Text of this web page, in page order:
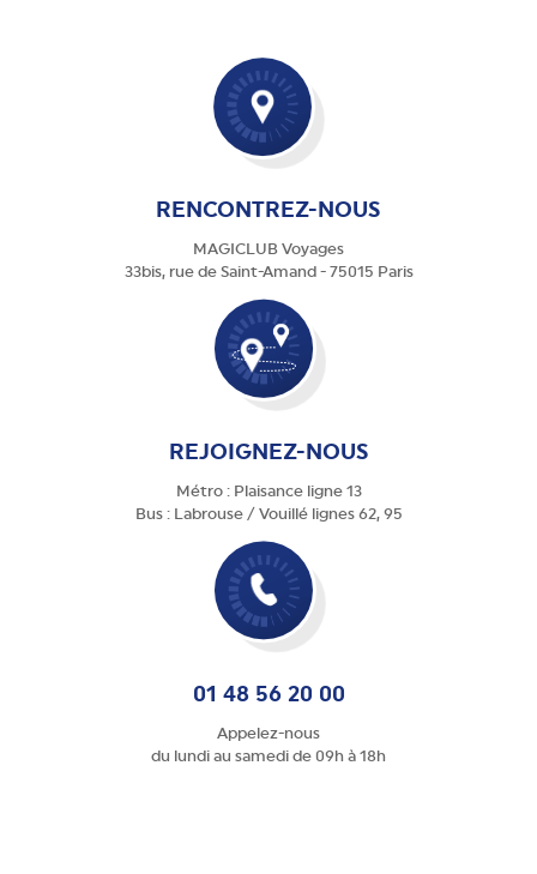
RENCONTREZ-NOUS
MAGICLUB Voyages
33bis, rue de Saint-Amand - 75015 Paris
REJOIGNEZ-NOUS
Métro : Plaisance ligne 13
Bus : Labrouse / Vouillé lignes 62, 95
01 48 56 20 00
Appelez-nous
du lundi au samedi de 09h à 18h